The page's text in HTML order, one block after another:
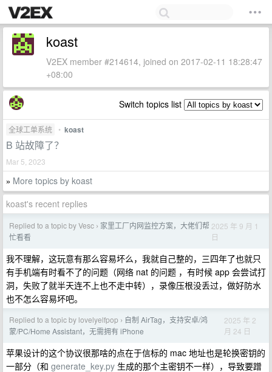
koast
V2EX member #214614, joined on 2017-02-11 18:28:47
+08:00
Switch topics list
全球工单系统 • koast
B 站故障了？
Mar 5, 2023
» More topics by koast
koast's recent replies
Replied to a topic by Vesc › 家里工厂内网监控方案，大佬们帮
忙看看
2025 年 9 月 1
日
我不理解，这玩意有那么容易坏么，我就自己整的，三四年了也就只
有手机端有时看不了的问题（网络 nat 的问题 ，有时候 app 会尝试打
洞，失败了就半天连不上也不走中转），录像压根没丢过，做好防水
也不怎么容易坏吧。
Replied to a topic by lovelyelfpop › 自制 AirTag，支持安卓/鸿
蒙/PC/Home Assistant，无需拥有 iPhone
2025 年 2
月 24 日
苹果设计的这个协议很那啥的点在于信标的 mac 地址也是轮换密钥的
一部分（和 generate_key.py 生成的那个主密钥不一样），导致要蹭